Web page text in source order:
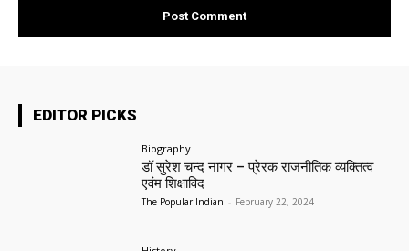
EDITOR PICKS
Biography
डॉ सुरेश चन्द नागर – प्रेरक राजनीतिक व्यक्तित्व
एवंम शिक्षाविद
The Popular Indian - February 22, 2024